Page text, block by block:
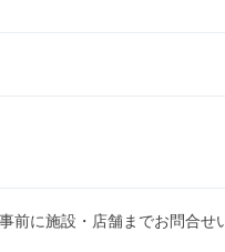
に施設・店舗までお問合せ